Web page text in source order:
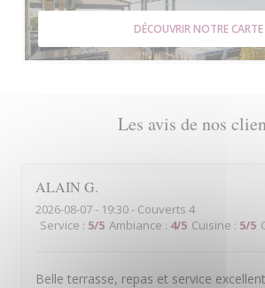
Les avis de nos
ALAIN G
2026-08-07- 19:30 - Couverts 4
Service : 5/5 Ambiance : 4/5 Cuisine : 5/5
Belle terrasse, repas et service
DÉCOUVRIR NOTRE CARTE